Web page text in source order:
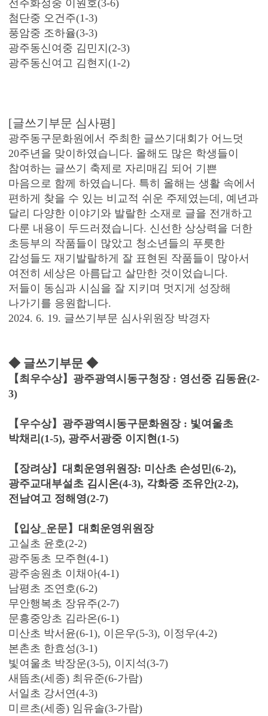
전주화정중 이원호(3-6)
첨단중 오건주(1-3)
풍암중 조하율(3-3)
광주동신여중 김민지(2-3)
광주동신여고 김현지(1-2)
[글쓰기부문 심사평]
광주동구문화원에서 주최한 글쓰기대회가 어느덧
20주년을 맞이하였습니다. 올해도 많은 학생들이
참여하는 글쓰기 축제로 자리매김 되어 기쁜
마음으로 함께 하였습니다. 특히 올해는 생활 속에서
편하게 찾을 수 있는 비교적 쉬운 주제였는데, 예년과
달리 다양한 이야기와 발랄한 소재로 글을 전개하고
다룬 내용이 두드러졌습니다. 신선한 상상력을 더한
초등부의 작품들이 많았고 청소년들의 푸릇한
감성들도 재기발랄하게 잘 표현된 작품들이 많아서
여전히 세상은 아름답고 살만한 것이었습니다.
저들이 동심과 시심을 잘 지키며 멋지게 성장해
나가기를 응원합니다.
2024. 6. 19. 글쓰기부문 심사위원장 박경자
◆ 글쓰기부문 ◆
【최우수상】광주광역시동구청장 : 영선중 김동윤(2-
3)
【우수상】광주광역시동구문화원장 : 빛여울초
박채리(1-5), 광주서광중 이지현(1-5)
【장려상】대회운영위원장: 미산초 손성민(6-2),
광주교대부설초 김시온(4-3), 각화중 조유안(2-2),
전남여고 정해영(2-7)
【입상_운문】대회운영위원장
고실초 윤호(2-2)
광주동초 모주현(4-1)
광주송원초 이채아(4-1)
남평초 조연호(6-2)
무안행복초 장유주(2-7)
문흥중앙초 김라온(6-1)
미산초 박서윤(6-1), 이은우(5-3), 이정우(4-2)
본촌초 한효성(3-1)
빛여울초 박장운(3-5), 이지석(3-7)
새뜸초(세종) 최유준(6-가람)
서일초 강서연(4-3)
미르초(세종) 임유솔(3-가람)